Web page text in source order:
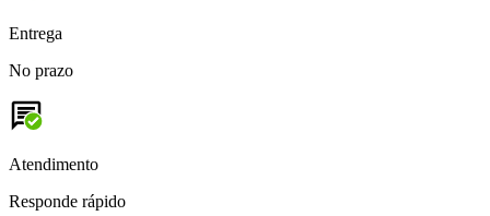
Entrega
No prazo
Atendimento
Responde rápido